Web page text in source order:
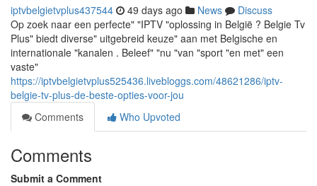
iptvbelgietvplus437544 49 days ago News
Discuss
Op zoek naar een perfecte" "IPTV "oplossing in België ? Belgie Tv
Plus" biedt diverse" uitgebreid keuze" aan met Belgische en
internationale "kanalen . Beleef" "nu "van "sport "en met" een
vaste"
https://iptvbelgietvplus525436.livebloggs.com/48621286/iptv-
belgie-tv-plus-de-beste-opties-voor-jou
Comments
Who Upvoted
Comments
Submit a Comment